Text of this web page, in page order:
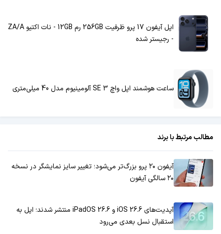
اپل آیفون 17 پرو ظرفیت 256GB رم 12GB - نات اکتیو ZA/A
- رجیستر شده
ساعت هوشمند اپل واچ SE 3 آلومینیوم مدل 40 میلی‌متری
مطالب مرتبط با برند
آیفون ۲۰ پرو بزرگ‌تر می‌شود؛ تغییر سایز نمایشگر در نسخه
۲۰ سالگی آیفون
آپدیت‌های iOS 26.6 و iPadOS 26.6 منتشر شدند؛ اپل به
استقبال نسل بعدی می‌رود